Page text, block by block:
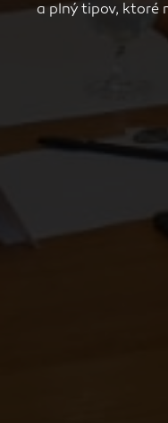
a plný tipov, ktoré